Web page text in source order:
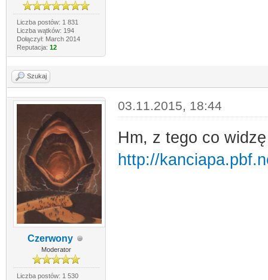
Liczba postów: 1 831
Liczba wątków: 194
Dołączył: March 2014
Reputacja: 12
Szukaj
Czerwony
Moderator
Liczba postów: 1 530
03.11.2015, 18:44
Hm, z tego co
http://